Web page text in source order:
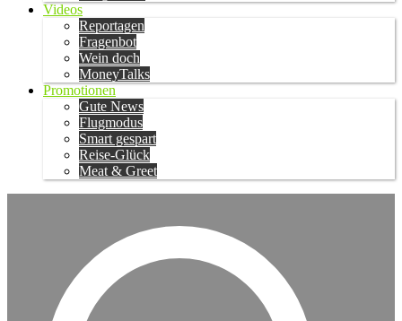
Videos
Reportagen
Fragenbot
Wein doch
MoneyTalks
Promotionen
Gute News
Flugmodus
Smart gespart
Reise-Glück
Meat & Greet